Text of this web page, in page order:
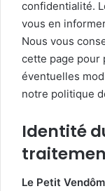
confidentialité.
vous en
Nous vous
cette page pour
éventuelles
notre politique
Identité
Le Petit